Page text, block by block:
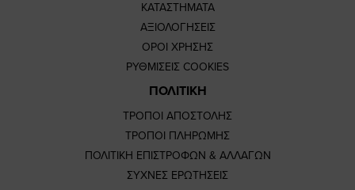
ΚΑΤΑΣΤΗΜΑΤΑ
ΑΞΙΟΛΟΓΗΣΕΙΣ
ΟΡΟΙ ΧΡΗΣΗΣ
ΡΥΘΜΙΣΕΙΣ COOKIES
ΠΟΛΙΤΙΚΗ
ΤΡΟΠΟΙ ΑΠΟΣΤΟΛΗΣ
ΤΡΟΠΟΙ ΠΛΗΡΩΜΗΣ
ΠΟΛΙΤΙΚΗ ΕΠΙΣΤΡΟΦΩΝ & ΑΛΛΑΓΩΝ
ΣΥΧΝΕΣ ΕΡΩΤΗΣΕΙΣ